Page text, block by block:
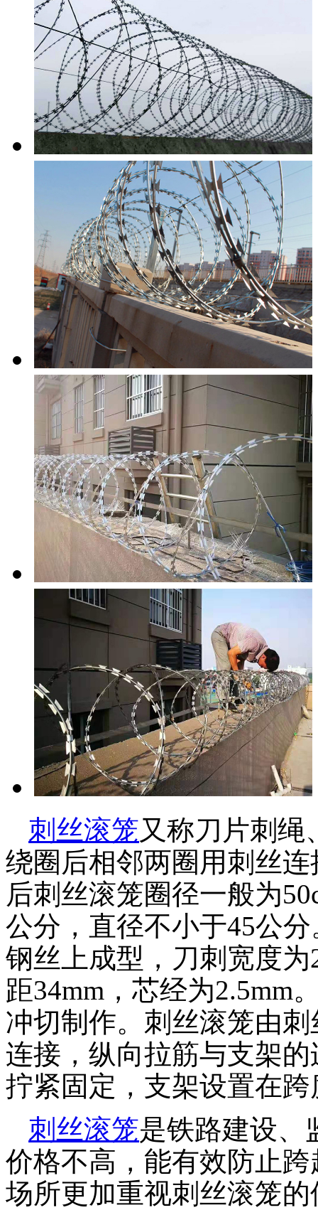
刺丝滚笼又称刀片刺绳
绕圈后相邻两圈用刺丝
后刺丝滚笼圈径一般为
公分，直径不小于45公
钢丝上成型，刀刺宽度
距34mm，芯经为2.5mm
冲切制作。刺丝滚笼由
连接，纵向拉筋与支架
拧紧固定，支架设置在
刺丝滚笼是铁路建设、
价格不高，能有效防止
场所更加重视刺丝滚笼的